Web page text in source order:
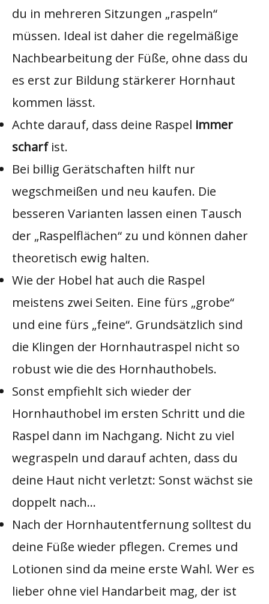
du in mehreren Sitzungen „raspeln“
müssen. Ideal ist daher die regelmäßige
Nachbearbeitung der Füße, ohne dass du
es erst zur Bildung stärkerer Hornhaut
kommen lässt.
Achte darauf, dass deine Raspel immer
scharfist.
Bei billig Gerätschaften hilft nur
wegschmeißen und neu kaufen. Die
besseren Varianten lassen einen Tausch
der „Raspelflächen“ zu und können daher
theoretisch ewig halten.
Wie der Hobel hat auch die Raspel
meistens zwei Seiten. Eine fürs „grobe“
und eine fürs „feine“. Grundsätzlich sind
die Klingen der Hornhautraspel nicht so
robust wie die des Hornhauthobels.
Sonst empfiehlt sich wieder der
Hornhauthobel im ersten Schritt und die
Raspel dann im Nachgang. Nicht zu viel
wegraspeln und darauf achten, dass du
deine Haut nicht verletzt: Sonst wächst sie
doppelt nach…
Nach der Hornhautentfernung solltest du
deine Füße wieder pflegen. Cremes und
Lotionen sind da meine erste Wahl. Wer es
lieber ohne viel Handarbeit mag, der ist